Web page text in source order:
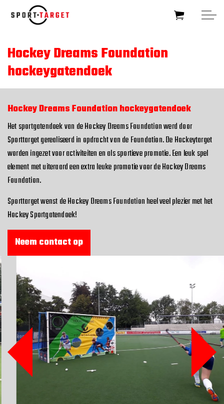
HOME
SOCCERTARGET
HOCKEYTARGET
SPORTTARGET
BUSINESSTARGET
FOUNDATIONTARGET
REFERENTIES
BESTELLEN
WEBSHOP
CONTACT
Hockey Dreams Foundation
hockeygatendoek
Hockey Dreams Foundation hockeygatendoek
Het sportgatendoek van de Hockey Dreams Foundation werd door
Sporttarget gerealiseerd in opdracht van de Foundation. De Hockeytarget
worden ingezet voor activiteiten en als sportieve promotie. Een leuk spel
element met uiteraard een extra leuke promotie voor de Hockey Dreams
Foundation.
Sporttarget wenst de Hockey Dreams Foundation heel veel plezier met het
Hockey Sportgatendoek!
Neem contact op